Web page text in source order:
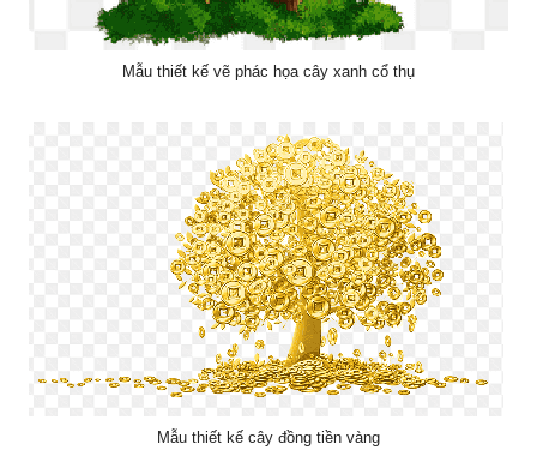
Mẫu thiết kế vẽ phác họa cây xanh cổ thụ
Mẫu thiết kế cây đồng tiền vàng